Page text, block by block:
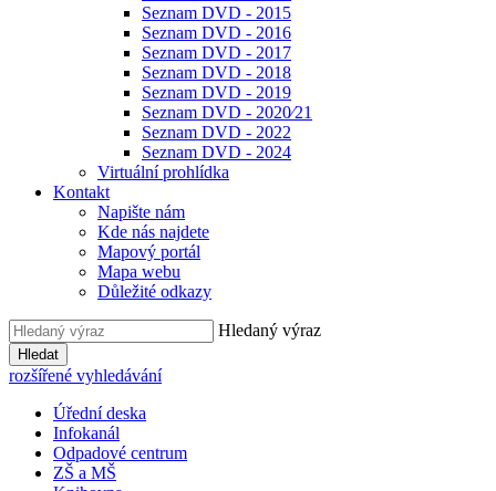
Seznam DVD - 2015
Seznam DVD - 2016
Seznam DVD - 2017
Seznam DVD - 2018
Seznam DVD - 2019
Seznam DVD - 2020⁄21
Seznam DVD - 2022
Seznam DVD - 2024
Virtuální prohlídka
Kontakt
Napište nám
Kde nás najdete
Mapový portál
Mapa webu
Důležité odkazy
Hledaný výraz
Hledat
rozšířené vyhledávání
Úřední deska
Infokanál
Odpadové centrum
ZŠ a MŠ